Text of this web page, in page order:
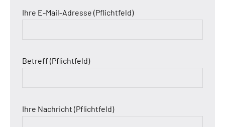
Ihre E-Mail-Adresse (Pflichtfeld)
Betreff (Pflichtfeld)
Ihre Nachricht (Pflichtfeld)